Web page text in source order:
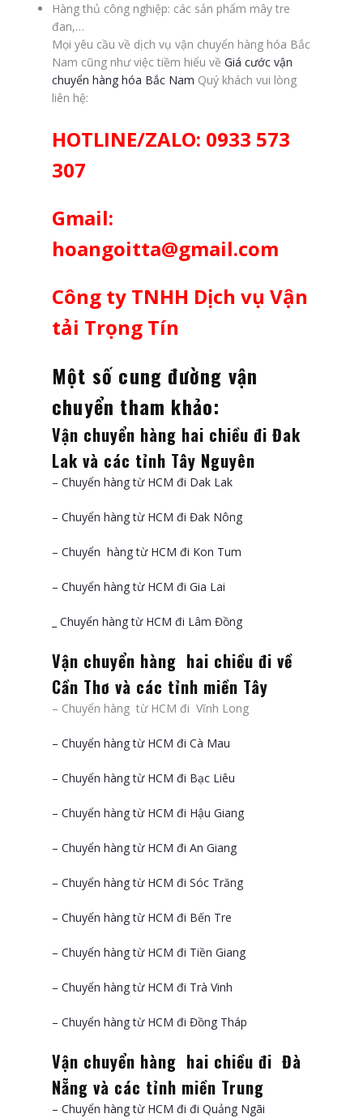
Hàng thủ công nghiệp: các sản phẩm mây tre
đan,…
Mọi yêu cầu về dịch vụ vận chuyển hàng hóa Bắc
Nam cũng như việc tiềm hiểu về Giá cước vận
chuyển hàng hóa Bắc Nam Quý khách vui lòng
liên hệ:
HOTLINE/ZALO: 0933 573
307
Gmail:
hoangoitta@gmail.com
Công ty TNHH Dịch vụ Vận
tải Trọng Tín
Một số cung đường vận
chuyển tham khảo:
Vận chuyển hàng hai chiều đi Đak
Lak và các tỉnh Tây Nguyên
– Chuyển hàng từ HCM đi Dak Lak
– Chuyển hàng từ HCM đi Đak Nông
– Chuyển hàng từ HCM đi Kon Tum
– Chuyển hàng từ HCM đi Gia Lai
_ Chuyển hàng từ HCM đi Lâm Đồng
Vận chuyển hàng hai chiều đi về
Cần Thơ và các tỉnh miền Tây
– Chuyển hàng từ HCM đi Vĩnh Long
– Chuyển hàng từ HCM đi Cà Mau
– Chuyển hàng từ HCM đi Bạc Liêu
– Chuyển hàng từ HCM đi Hậu Giang
– Chuyển hàng từ HCM đi An Giang
– Chuyển hàng từ HCM đi Sóc Trăng
– Chuyển hàng từ HCM đi Bến Tre
– Chuyển hàng từ HCM đi Tiền Giang
– Chuyển hàng từ HCM đi Trà Vinh
– Chuyển hàng từ HCM đi Đồng Tháp
Vận chuyển hàng hai chiều đi Đà
Nẵng và các tỉnh miền Trung
– Chuyển hàng từ HCM đi đi Quảng Ngãi